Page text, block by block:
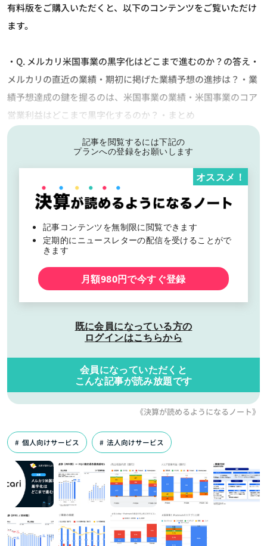
有料版をご購入いただくと、以下のコンテンツをご覧いただけ
ます。
・Q. メルカリ米国事業の黒字化はどこまで進むのか？の答え・
メルカリの直近の業績・期初に掲げた業績予想の進捗は？・業
績予想達成の鍵を握るのは、米国事業の業績・米国事業のコア
営業利益はどこまで黒字化するのか？・まとめ
記事を閲覧するには下記の
プランへの登録をお願いします
記事コンテンツを無制限に閲覧できます
定期的にニュースレターの配信を受けることがで
きます
オススメ！
月額980円で今すぐ登録
既に会員になっている方の
ログインはこちらから
会員になっていただくと
こんな記事が読み放題です
《決算が読めるようになるノート》
個人向けサービス 法人向けサービス